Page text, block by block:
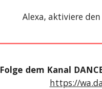
Alexa, aktiviere den
Folge dem Kanal
https://